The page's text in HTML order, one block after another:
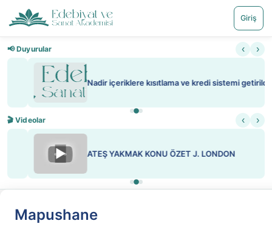
Giriş
📢 Duyurular ‹ ›
Nadir içeriklere kısıtlama ve kredi sistemi getirildi
🎬 Videolar ‹ ›
ATEŞ YAKMAK KONU ÖZET J. LONDON
Mapushane